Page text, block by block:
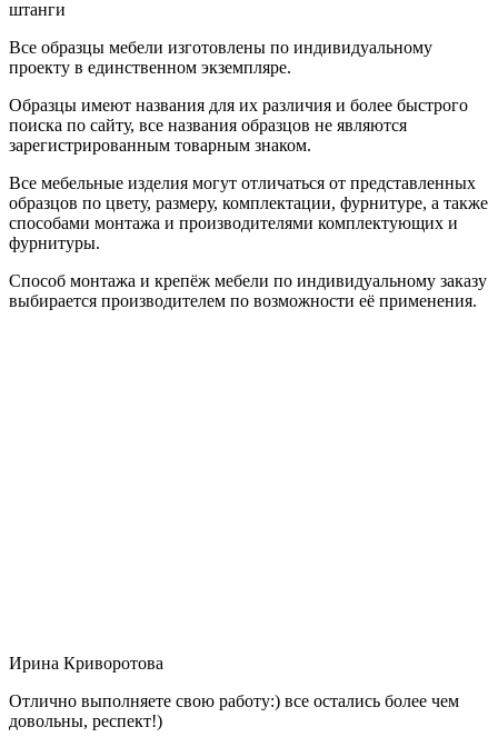
штанги
Все образцы мебели изготовлены по индивидуальному
проекту в единственном экземпляре.
Образцы имеют названия для их различия и более быстрого
поиска по сайту, все названия образцов не являются
зарегистрированным товарным знаком.
Все мебельные изделия могут отличаться от представленных
образцов по цвету, размеру, комплектации, фурнитуре, а также
способами монтажа и производителями комплектующих и
фурнитуры.
Способ монтажа и крепёж мебели по индивидуальному заказу
выбирается производителем по возможности её применения.
Ирина Криворотова
Отлично выполняете свою работу:) все остались более чем
довольны, респект!)